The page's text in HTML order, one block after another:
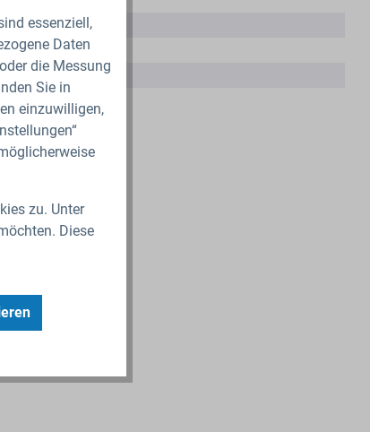
essenziell,
Daten
die Messung
Sie in
einzuwilligen,
zu. Unter
Diese